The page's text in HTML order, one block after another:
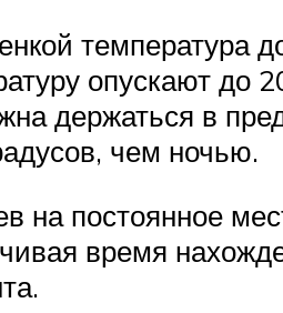
температура
опускают до
держаться в
чем ночью.
на постоянное
время